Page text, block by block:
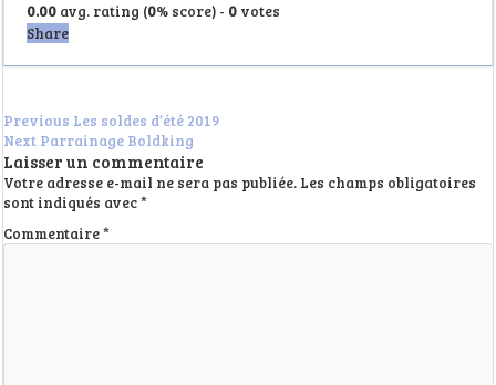
0.00 avg. rating (0% score) - 0 votes
Share
Previous Les soldes d’été 2019
Next Parrainage Boldking
Laisser un commentaire
Votre adresse e-mail ne sera pas publiée. Les champs obligatoires
sont indiqués avec*
Commentaire*